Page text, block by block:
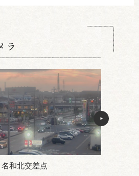
ラ
名和北交差点